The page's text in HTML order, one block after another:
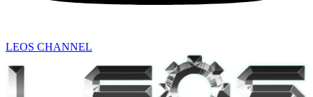
LEOS CHANNEL